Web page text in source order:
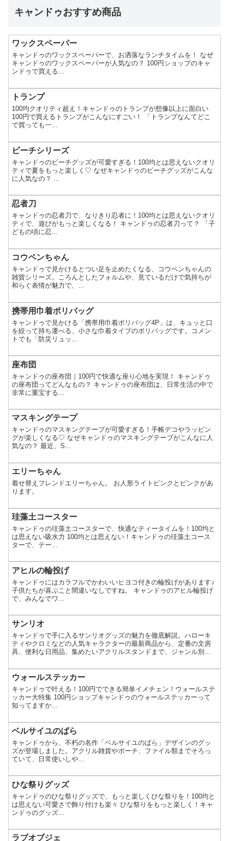
キャンドゥおすすめ商品
ワックスペーパー
キャンドゥのワックスペーパーで、お洒落なランチタイムを！ なぜ
キャンドゥのワックスペーパーが人気なの？ 100円ショップのキャ
ンドゥで買える...
トランプ
100均クオリティ超え！キャンドゥのトランプが想像以上に面白い
100円で買えるトランプがこんなにすごい！ 「トランプなんてどこ
で買っても一...
ビーチシリーズ
キャンドゥのビーチグッズが可愛すぎる！100均とは思えないクオリ
ティで夏をもっと楽しく♡ なぜキャンドゥのビーチグッズがこんな
に人気なの？ ...
忍者刀
キャンドゥの忍者刀で、なりきり忍者に！100均とは思えないクオリ
ティで、遊びがもっと楽しくなる！ キャンドゥの忍者刀って？ 「子
どもの頃に忍...
コウペンちゃん
キャンドゥで見かけるとつい足を止めたくなる、コウペンちゃんの
雑貨シリーズ。ころんとしたフォルムや、見ているだけで気持ちが
和らぐ表情が魅力で、...
携帯用巾着ポリバッグ
キャンドゥで見かける「携帯用巾着ポリバッグ4P」は、キュッと口
を絞って持ち運べる、小さな巾着タイプのポリバッグです。コメン
トでも「防災リュッ...
座布団
キャンドゥの座布団｜100円で快適な座り心地を実現！ キャンドゥ
の座布団ってどんなもの？ キャンドゥの座布団は、日常生活の中で
非常に重宝する...
マスキングテープ
キャンドゥのマスキングテープが可愛すぎる！手帳デコやラッピン
グが楽しくなる♡ なぜキャンドゥのマスキングテープがこんなに人
気なの？ 最近、S...
エリーちゃん
着せ替えフレンドエリーちゃん。 お人形ライトピンクとピンクがあ
ります。
珪藻土コースター
キャンドゥの珪藻土コースターで、快適なティータイムを！100均と
は思えない吸水力 100均とは思えない！キャンドゥの珪藻土コース
ターで、テー...
アヒルの輪投げ
キャンドゥにはカラフルでかわいいヒヨコ付きの輪投げがあります♪
子供たちが喜ぶこと間違いなしですね。 キャンドゥのアヒル輪投げ
で、みんなでワ...
サンリオ
キャンドゥで手に入るサンリオグッズの魅力を徹底解説。ハローキ
ティやクロミなどの人気キャラクターの最新商品から、定番の文房
具、便利な日用品、集めたいアクリルスタンドまで、ジャンル別に
探し方のコツも満載。あなたの「好き」がきっと見つかる、夢のコ
レクションを覗いてみませんか。
ウォールステッカー
キャンドゥで叶える！100円でできる簡単イメチェン！ウォールステ
ッカー大特集 100円ショップキャンドゥのウォールステッカーって
知ってますか...
ベルサイユのばら
キャンドゥから、不朽の名作「ベルサイユのばら」デザインのグッ
ズが登場しました。アクリル雑貨やポーチ、ファイル類までそろっ
ていて、日常使いしや...
ひな祭りグッズ
キャンドゥのひな祭りグッズで、もっと楽しくひな祭りを！100均と
は思えない可愛さで飾り付けも楽々 ひな祭りをもっと楽しく！キャ
ンドゥのグッズ...
ラブオブジェ